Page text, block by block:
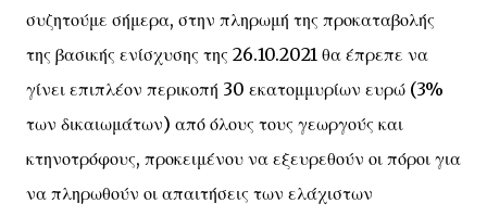
συζητούμε σήμερα, στην πληρωμή της προκαταβολής
της βασικής ενίσχυσης της 26.10.2021 θα έπρεπε να
γίνει επιπλέον περικοπή 30 εκατομμυρίων ευρώ (3%
των δικαιωμάτων) από όλους τους γεωργούς και
κτηνοτρόφους, προκειμένου να εξευρεθούν οι πόροι για
να πληρωθούν οι απαιτήσεις των ελάχιστων